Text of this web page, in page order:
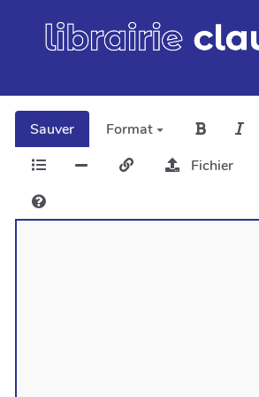
Sauver
Format
Fichier